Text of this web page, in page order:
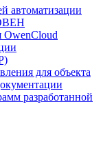
автоматизации
OwenCloud
для объекта
разработанной